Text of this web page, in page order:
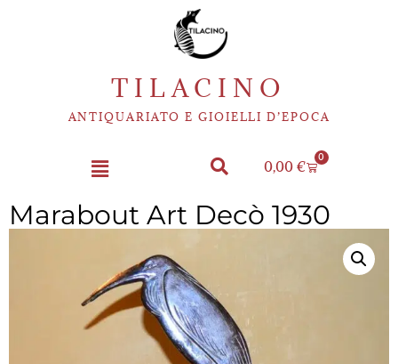
TILACINO
ANTIQUARIATO E GIOIELLI D’EPOCA
0,00 €
0
Marabout Art Decò 1930